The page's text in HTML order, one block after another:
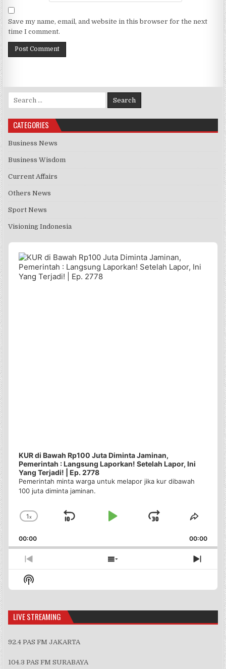
Save my name, email, and website in this browser for the next
time I comment.
Search for:
CATEGORIES
Business News
Business Wisdom
Current Affairs
Others News
Sport News
Visioning Indonesia
Audio
Player
KUR di Bawah Rp100 Juta Diminta Jaminan,
Pemerintah : Langsung Laporkan! Setelah Lapor, Ini
Yang Terjadi! | Ep. 2778
Pemerintah minta warga untuk melapor jika kur dibawah
100 juta diminta jaminan.
Change
Rate
1x
Skip
Play
Jump
Forward
Share
00:00 00:00
Previous
Episode
Show
Next
Show
Podcast
LIVE STREAMING
92.4 PAS FM JAKARTA
104.3 PAS FM SURABAYA